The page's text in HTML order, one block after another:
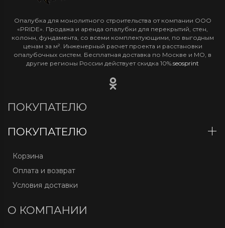
Опалубка для монолитного строительства от компании ООО
«PRIDE». Продажа и аренда опалубки для перекрытий, стен,
колонн, фундамента, со всеми комплектующими, по выгодным
ценам за м². Инженерный расчет проекта и расстановки
опалубочных систем. Бесплатная доставка по Москве и МО, в
другие регионы России действует скидка 10%. seosprint
ПОКУПАТЕЛЮ
ПОКУПАТЕЛЮ
Корзина
Оплата и возврат
Условия доставки
О КОМПАНИИ